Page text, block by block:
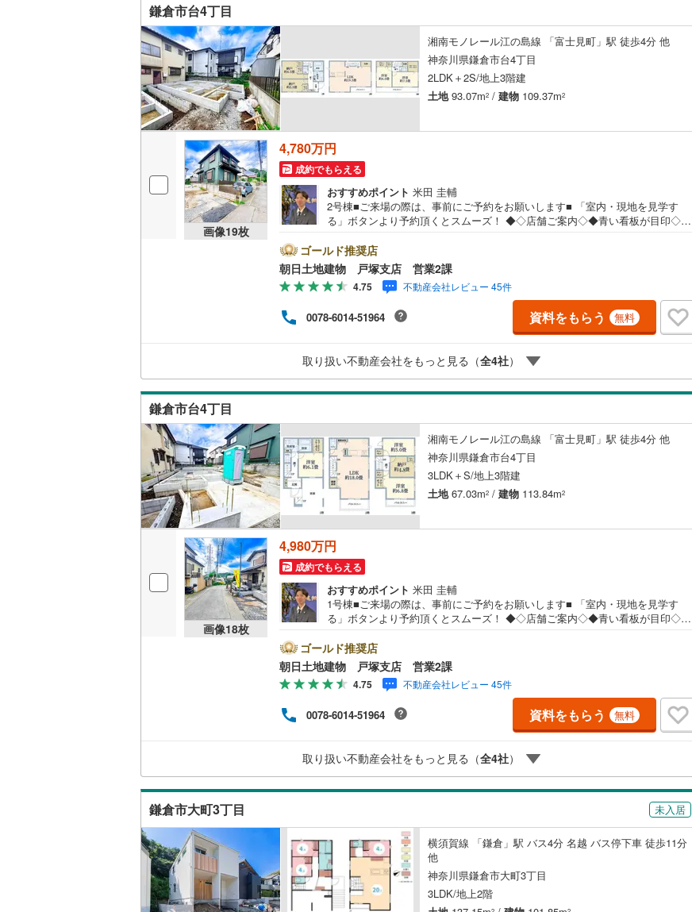
鎌倉市台4丁目
湘南モノレール江の島線 「富士見町」駅 徒歩4分 他
神奈川県鎌倉市台4丁目
2LDK＋2S/地上3階建
土地93.07m2 / 建物 109.37m2
画像19枚
4,780万円
成約でもらえる
おすすめポイント 米田 圭輔
2号棟■ご来場の際は、事前にご予約をお願いします■ 「室内・現地を見学す
る」ボタンより予約頂くとスムーズ！ ◆◇店舗ご案内◇◆青い看板が目印◇◆
田町445-1」とご入力下さい。 お客様用の無料駐車場がございます。 キッズス
ペースもご用意しております！ 開放的な接客スペースとDVDや遊び道具が揃っ
たキッズコーナーやおむつ替えができる授乳室も完備お子様連れでも安心で
す。 ～皆様のご来店心よりお待ちしております～ ◆◇現地ご案内◆◇ お客様
の貴重なお時間の中でご希望の情報をご案内します。 おおよその所要時間や内
容は下記をご参考ください 〇ご希望条件のご相談（30分～）〇資金計画のご相
談（30分～）〇現地/物件見学（30分～）〇周辺環境のご紹介（30分～） ◆◇
方、売却を考えている方にとても参考になるパンフレットです。ぜひ、お問い
合わせください!!
ゴールド推奨店
朝日土地建物 戸塚支店 営業2課
4.75 不動産会社レビュー 45件
0078-6014-51964 資料をもらう 無料
取り扱い不動産会社をもっと見る（全4社）
鎌倉市台4丁目
湘南モノレール江の島線 「富士見町」駅 徒歩4分 他
神奈川県鎌倉市台4丁目
3LDK＋S/地上3階建
土地67.03m2 / 建物 113.84m2
画像18枚
4,980万円
成約でもらえる
おすすめポイント 米田 圭輔
1号棟■ご来場の際は、事前にご予約をお願いします■ 「室内・現地を見学す
る」ボタンより予約頂くとスムーズ！ ◆◇店舗ご案内◇◆青い看板が目印◇◆
田町445-1」とご入力下さい。 お客様用の無料駐車場がございます。 キッズス
ペースもご用意しております！ 開放的な接客スペースとDVDや遊び道具が揃っ
たキッズコーナーやおむつ替えができる授乳室も完備お子様連れでも安心で
す。 ～皆様のご来店心よりお待ちしております～ ◆◇現地ご案内◆◇ お客様
の貴重なお時間の中でご希望の情報をご案内します。 おおよその所要時間や内
容は下記をご参考ください 〇ご希望条件のご相談（30分～）〇資金計画のご相
談（30分～）〇現地/物件見学（30分～）〇周辺環境のご紹介（30分～） ◆◇
方、売却を考えている方にとても参考になるパンフレットです。ぜひ、お問い
合わせください!!
ゴールド推奨店
朝日土地建物 戸塚支店 営業2課
4.75 不動産会社レビュー 45件
0078-6014-51964 資料をもらう 無料
取り扱い不動産会社をもっと見る（全4社）
鎌倉市大町3丁目 未入居
横須賀線 「鎌倉」駅 バス4分 名越 バス停下車 徒歩11分
他
神奈川県鎌倉市大町3丁目
3LDK/地上2階